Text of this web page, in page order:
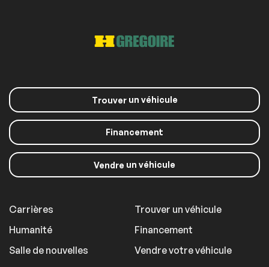
Trouverun véhicule
Financement
Vendre un véhicule
Carrières
Humanité
Salle de nouvelles
Trouver un véhicule
Financement
Vendre votre véhicule